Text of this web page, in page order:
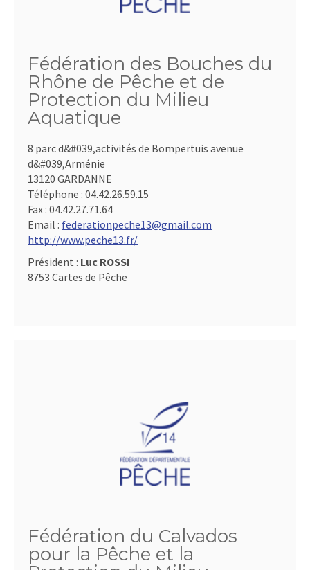
Fédération des Bouches du
Rhône de Pêche et de
Protection du Milieu
Aquatique
8 parc d&#039,activités de Bompertuis avenue
d&#039,Arménie
13120 GARDANNE
Téléphone : 04.42.26.59.15
Fax : 04.42.27.71.64
Email : federationpeche13@gmail.com
http://www.peche13.fr/
Président : Luc ROSSI
8753 Cartes de Pêche
Fédération du Calvados
pour la Pêche et la